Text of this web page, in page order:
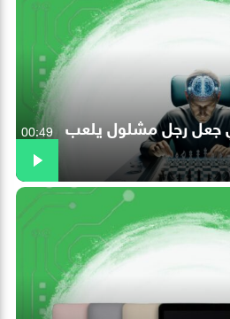
جعل رجل مشلول يلعب 00:49